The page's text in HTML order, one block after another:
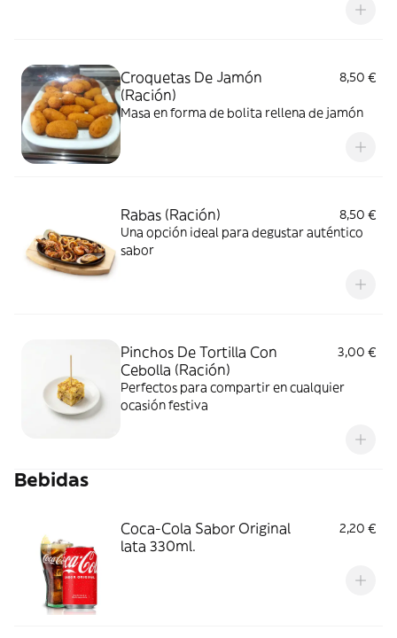
Croquetas De Jamón
(Ración)
8,50 €
Masa en forma de bolita rellena de jamón
Rabas (Ración)
8,50 €
Una opción ideal para degustar auténtico
sabor
Pinchos De Tortilla Con
Cebolla (Ración)
3,00 €
Perfectos para compartir en cualquier
ocasión festiva
Bebidas
Coca-Cola Sabor Original
lata 330ml.
2,20 €